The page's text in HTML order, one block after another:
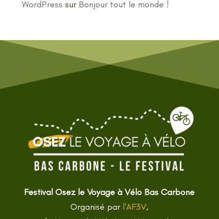
WordPress sur Bonjour tout le monde !
Festival Osez le Voyage à Vélo Bas Carbone
Organisé par l'AF3V,